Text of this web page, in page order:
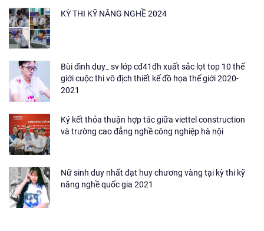
KỲ THI KỸ NĂNG NGHỀ 2024
Bùi đình duy_ sv lớp cđ41đh xuất sắc lọt top 10 thế
giới cuộc thi vô địch thiết kế đồ họa thế giới 2020-
2021
Ký kết thỏa thuận hợp tác giữa viettel construction
và trường cao đẳng nghề công nghiệp hà nội
Nữ sinh duy nhất đạt huy chương vàng tại kỳ thi kỹ
năng nghề quốc gia 2021